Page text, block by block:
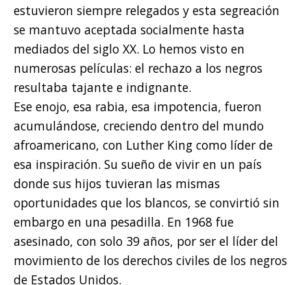
estuvieron siempre relegados y esta segreación
se mantuvo aceptada socialmente hasta
mediados del siglo XX. Lo hemos visto en
numerosas películas: el rechazo a los negros
resultaba tajante e indignante.
Ese enojo, esa rabia, esa impotencia, fueron
acumulándose, creciendo dentro del mundo
afroamericano, con Luther King como líder de
esa inspiración. Su sueño de vivir en un país
donde sus hijos tuvieran las mismas
oportunidades que los blancos, se convirtió sin
embargo en una pesadilla. En 1968 fue
asesinado, con solo 39 años, por ser el líder del
movimiento de los derechos civiles de los negros
de Estados Unidos.